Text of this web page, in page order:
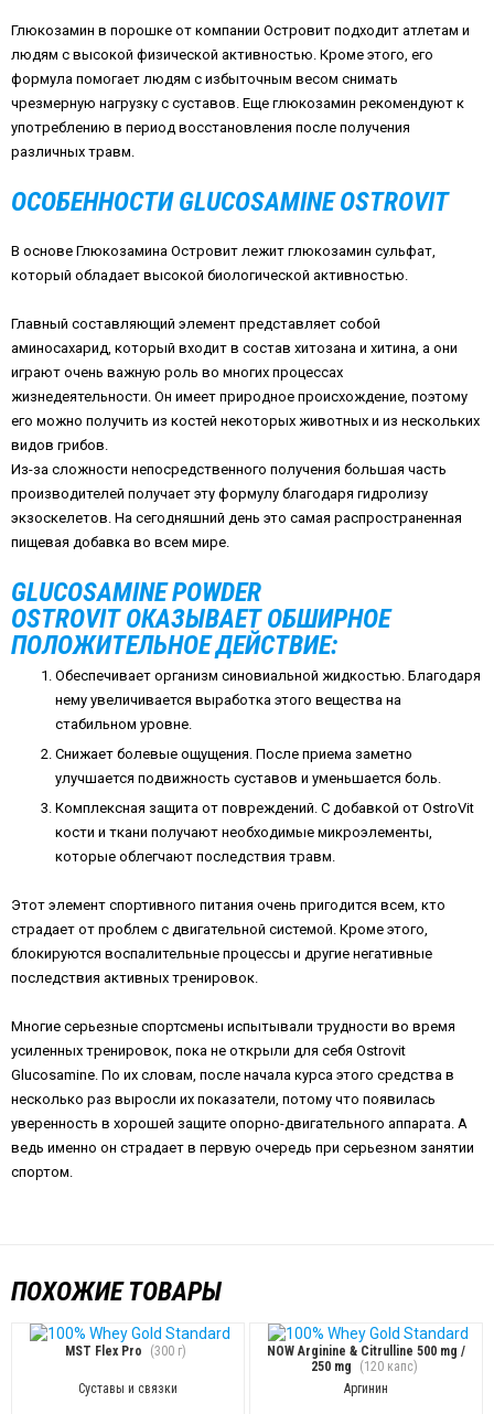
Глюкозамин в порошке от компании Островит подходит атлетам и
людям с высокой физической активностью. Кроме этого, его
формула помогает людям с избыточным весом снимать
чрезмерную нагрузку с суставов. Еще глюкозамин рекомендуют к
употреблению в период восстановления после получения
различных травм.
ОСОБЕННОСТИ GLUCOSAMINE OSTROVIT
В основе Глюкозамина Островит лежит глюкозамин сульфат,
который обладает высокой биологической активностью.
Главный составляющий элемент представляет собой
аминосахарид, который входит в состав хитозана и хитина, а они
играют очень важную роль во многих процессах
жизнедеятельности. Он имеет природное происхождение, поэтому
его можно получить из костей некоторых животных и из нескольких
видов грибов.
Из-за сложности непосредственного получения большая часть
производителей получает эту формулу благодаря гидролизу
экзоскелетов. На сегодняшний день это самая распространенная
пищевая добавка во всем мире.
GLUCOSAMINE POWDER
OSTROVIT ОКАЗЫВАЕТ ОБШИРНОЕ
ПОЛОЖИТЕЛЬНОЕ ДЕЙСТВИЕ:
Обеспечивает организм синовиальной жидкостью. Благодаря
нему увеличивается выработка этого вещества на
стабильном уровне.
Снижает болевые ощущения. После приема заметно
улучшается подвижность суставов и уменьшается боль.
Комплексная защита от повреждений. С добавкой от OstroVit
кости и ткани получают необходимые микроэлементы,
которые облегчают последствия травм.
Этот элемент спортивного питания очень пригодится всем, кто
страдает от проблем с двигательной системой. Кроме этого,
блокируются воспалительные процессы и другие негативные
последствия активных тренировок.
Многие серьезные спортсмены испытывали трудности во время
усиленных тренировок, пока не открыли для себя Ostrovit
Glucosamine. По их словам, после начала курса этого средства в
несколько раз выросли их показатели, потому что появилась
уверенность в хорошей защите опорно-двигательного аппарата. А
ведь именно он страдает в первую очередь при серьезном занятии
спортом.
ПОХОЖИЕ ТОВАРЫ
MST Flex Pro (300 г)
Суставы и связки
NOW Arginine & Citrulline 500 mg /
250 mg
(120 капс)
Аргинин